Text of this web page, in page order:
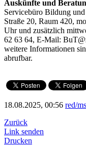
Auskünfte und
Servicebüro Bildung
Straße 20, Raum 420,
Uhr und zusätzlich
62 63 64, E-Mail:
weitere Informationen
abrufbar.
18.08.2025, 00:56 red/
Zurück
Link senden
Drucken